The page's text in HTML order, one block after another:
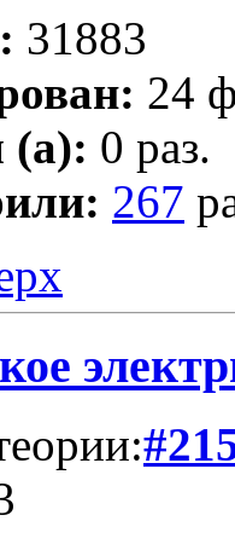
31883
24
(а): 0 раз.
267